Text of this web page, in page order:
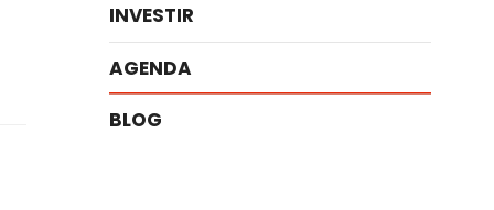
INVESTIR
AGENDA
BLOG